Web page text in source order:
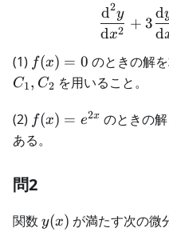
dx2
d2y
+ 3
d
d
(1) f(x)
= 0
f(x) = 0 のときの解
C1, C2 を用いること。
(2) f(x) =
e^{2x}
f(x) = e2x のときの解
ある。
問2
関数 y(x)
y(x) が満たす次の微